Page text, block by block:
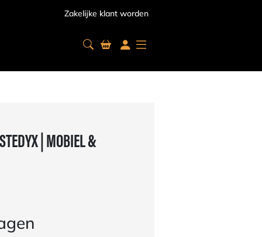
Zakelijke klant worden
| MOBIEL &